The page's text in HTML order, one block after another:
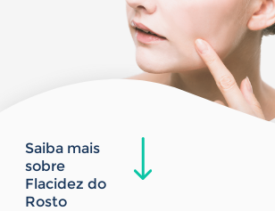
anos
Saiba mais
sobre
Flacidez do
Rosto